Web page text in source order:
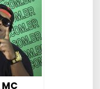
MC